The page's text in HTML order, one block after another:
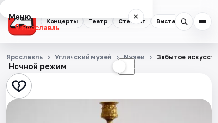
Концерты Театр Стендап Выставки
Меню ×
Ярославль
Концерты
Театр
Стендап
Ночной режим ☾
Ярославль Угличский музей Музеи Забытое